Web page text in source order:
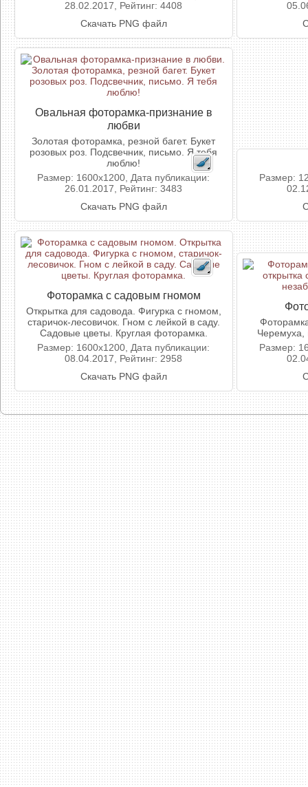
28.02.2017, Рейтинг: 4408
Скачать PNG файл
Овальная фоторамка-признание в
любви
Золотая фоторамка, резной багет. Букет
розовых роз. Подсвечник, письмо. Я тебя
люблю!
Размер: 1600x1200, Дата публикации:
26.01.2017, Рейтинг: 3483
Скачать PNG файл
Размер:
Фоторамка с садовым гномом
Открытка для садовода. Фигурка с гномом,
старичок-лесовичок. Гном с лейкой в саду.
Садовые цветы. Круглая фоторамка.
Размер: 1600x1200, Дата публикации:
08.04.2017, Рейтинг: 2958
Скачать PNG файл
Черемуха,
Размер: